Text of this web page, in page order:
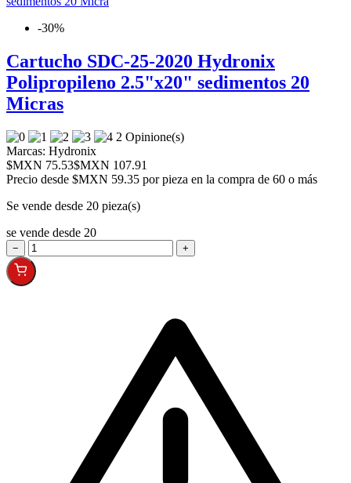
-30%
Cartucho SDC-25-2020 Hydronix
Polipropileno 2.5"x20" sedimentos 20
Micras
2 Opinione(s)
Marcas: Hydronix
$MXN 75.53$MXN 107.91
Precio desde $MXN 59.35 por pieza en la compra de 60 o más
Se vende desde 20 pieza(s)
se vende desde 20
− +